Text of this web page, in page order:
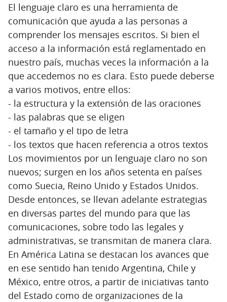
El lenguaje claro es una herramienta de
comunicación que ayuda a las personas a
comprender los mensajes escritos. Si bien el
acceso a la información está reglamentado en
nuestro país, muchas veces la información a la
que accedemos no es clara. Esto puede deberse
a varios motivos, entre ellos:
- la estructura y la extensión de las oraciones
- las palabras que se eligen
- el tamaño y el tipo de letra
- los textos que hacen referencia a otros textos
Los movimientos por un lenguaje claro no son
nuevos; surgen en los años setenta en países
como Suecia, Reino Unido y Estados Unidos.
Desde entonces, se llevan adelante estrategias
en diversas partes del mundo para que las
comunicaciones, sobre todo las legales y
administrativas, se transmitan de manera clara.
En América Latina se destacan los avances que
en ese sentido han tenido Argentina, Chile y
México, entre otros, a partir de iniciativas tanto
del Estado como de organizaciones de la